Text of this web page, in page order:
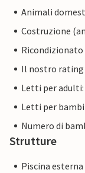
Animali
Costruzione
Ricondizionato
Il nostro rating
Letti per adulti:
Letti per
Numero di
Strutture
Piscina